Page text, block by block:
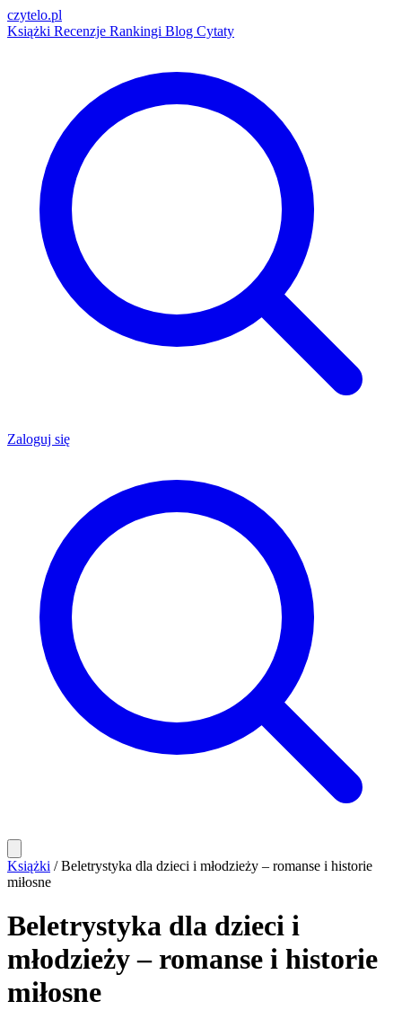
czytelo.pl
Książki Recenzje Rankingi Blog Cytaty
Zaloguj się
Książki / Beletrystyka dla dzieci i młodzieży – romanse i historie
miłosne
Beletrystyka dla dzieci i
młodzieży – romanse i historie
miłosne